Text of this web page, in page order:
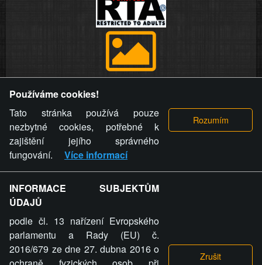
videa a komentáře. Osoba, které se toto opatření provozovatele
stránky týče, ani osoba, která umístila fotografii nebo video na
stránku, nemůže z důvodu odstranění fotografie, videa nebo
komentáře pro výše uvedenou okolnost uplatnit vůči
provozovateli stránky žádný nárok na náhradu škody nebo
nemajetkové újmy.
ZVRÁCENÝ.CZ - Svět není zvrácenej. To jen
ty lidi...
Používáme cookies!
Tato stránka používá pouze
nezbytné cookies, potřebné k
zajištění jejího správného
fungování.
Více informací
INFORMACE SUBJEKTŮM
ÚDAJŮ
podle čl. 13 nařízení Evropského
parlamentu a Rady (EU) č.
2016/679 ze dne 27. dubna 2016 o